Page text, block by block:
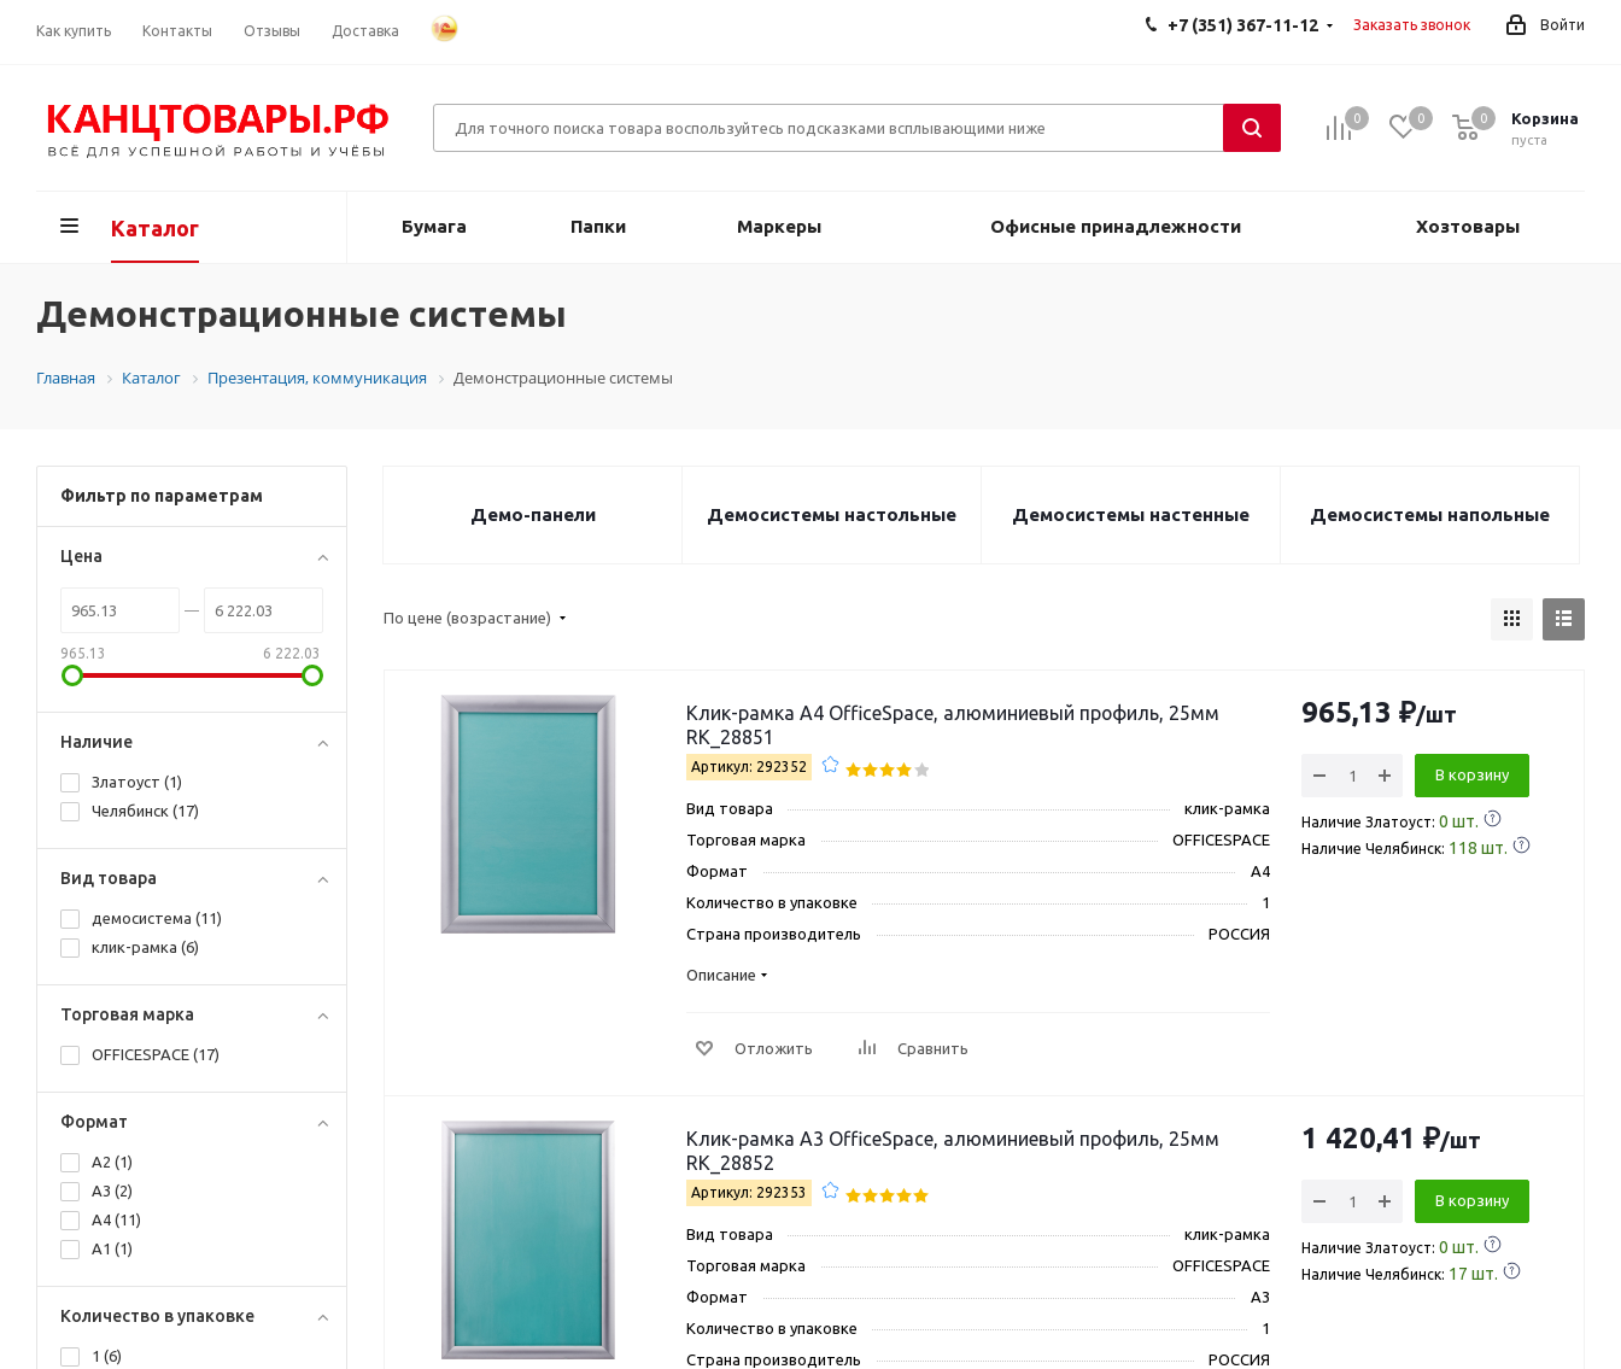
Как купить Контакты Отзывы Доставка Войти
+7 (351) 367-11-12 Заказать звонок
0 0 Корзина
0
пуста
0
Каталог Бумага Папки Маркеры Офисные принадлежности Хозтовары
Демонстрационные системы
Главная Каталог Презентация, коммуникация Демонстрационные системы
Демо-панели Демосистемы настольные Демосистемы настенные Демосистемы напольные
По цене (возрастание)
Клик-рамка А4 OfficeSpace, алюминиевый профиль, 25мм
RK_28851
Артикул: 292352
Вид товара
клик-рамка
Торговая марка
OFFICESPACE
Формат
A4
Количество в упаковке
1
Страна производитель
РОССИЯ
Описание
Отложить Сравнить
965,13 ₽/шт
В корзину
Наличие Златоуст: 0 шт.
Наличие Челябинск: 118 шт.
Клик-рамка А3 OfficeSpace, алюминиевый профиль, 25мм
RK_28852
Артикул: 292353
Вид товара
клик-рамка
Торговая марка
OFFICESPACE
Формат
A3
Количество в упаковке
1
Страна производитель
РОССИЯ
1 420,41 ₽/шт
В корзину
Наличие Златоуст: 0 шт.
Наличие Челябинск: 17 шт.
Фильтр по параметрам
Цена
965.13 6 222.03
Наличие
Златоуст (1)
Челябинск (17)
Вид товара
демосистема (11)
клик-рамка (6)
Торговая марка
OFFICESPACE (17)
Формат
A2 (1)
A3 (2)
A4 (11)
А1 (1)
Количество в упаковке
1 (6)